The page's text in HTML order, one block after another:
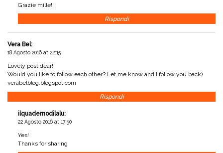
Grazie mille!!
Rispondi
Vera Bel:
18 Agosto 2016 at 22:15
Lovely post dear!
Would you like to follow each other? Let me know and I follow you back)
verabelblog.blogspot.com
Rispondi
ilquadernodilalu:
22 Agosto 2016 at 17:50
Yes!
Thanks for sharing